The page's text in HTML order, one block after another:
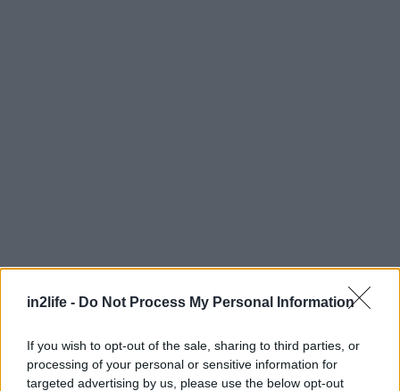
in2life - Do Not Process My Personal Information
If you wish to opt-out of the sale, sharing to third parties, or
processing of your personal or sensitive information for
targeted advertising by us, please use the below opt-out
TGI FRIDAYS™